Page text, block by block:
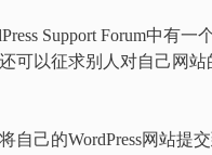
Support Forum中有
可以征求别人对自己网站
自己的WordPress网站提交